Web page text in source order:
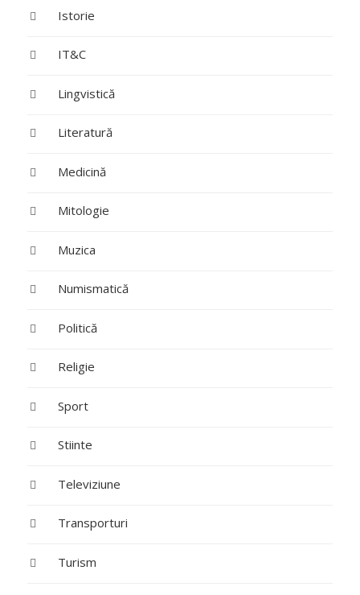
Istorie
IT&C
Lingvistică
Literatură
Medicină
Mitologie
Muzica
Numismatică
Politică
Religie
Sport
Stiinte
Televiziune
Transporturi
Turism